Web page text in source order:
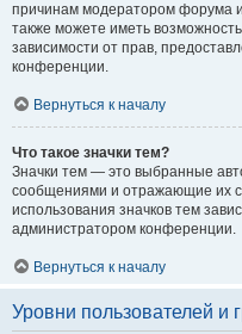
причинам модератором форума
также можете иметь
зависимости от прав,
конференции.
Вернуться к началу
Что такое значки тем?
Значки тем — это выбранные
сообщениями и отражающие их
использования значков тем
администратором конференции.
Вернуться к началу
Уровни пользователей и